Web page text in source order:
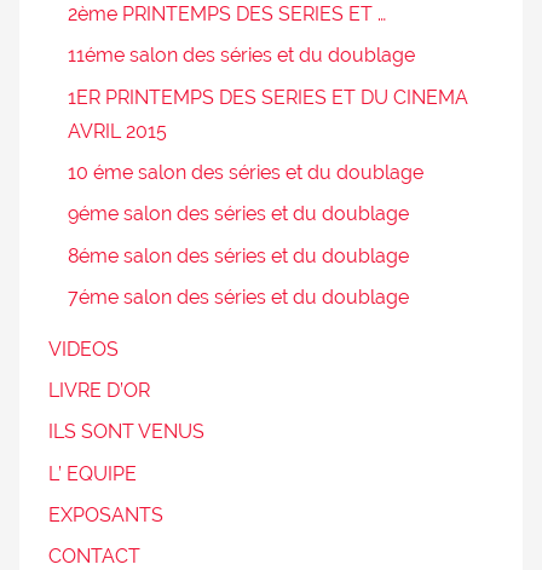
2ème PRINTEMPS DES SERIES ET …
11éme salon des séries et du doublage
1ER PRINTEMPS DES SERIES ET DU CINEMA
AVRIL 2015
10 éme salon des séries et du doublage
9éme salon des séries et du doublage
8éme salon des séries et du doublage
7éme salon des séries et du doublage
VIDEOS
LIVRE D’OR
ILS SONT VENUS
L’ EQUIPE
EXPOSANTS
CONTACT